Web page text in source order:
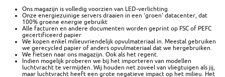
Ons magazijn is volledig voorzien van LED-verlichting
Onze energiezuinige servers draaien in een 'groen' datacenter, dat
100% groene energie gebruikt
Alle facturen en andere documenten worden geprint op FSC of PEFC
gecertificeerd papier
We kopen enkel milieuvriendelijk opvulmateriaal in. Meestal gebruiken
we gerecycled papier of anders opvulmateriaal dat we hergebruiken.
We fietsen naar ons magazijn. Ook als het regent.
Indien mogelijk proberen we bij het importeren van modellen
luchtvracht te vermijden. Wij houden net zoveel van vliegtuigen als jij,
maar luchtvracht heeft een grote negatieve impact op het milieu. Het